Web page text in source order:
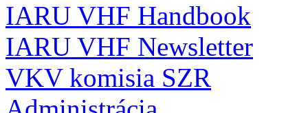
IARU VHF Handbook
IARU VHF Newsletter
VKV komisia SZR